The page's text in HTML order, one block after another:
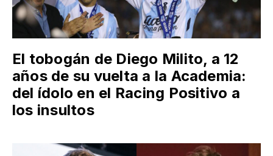
El tobogán de Diego Milito, a 12
años de su vuelta a la Academia:
del ídolo en el Racing Positivo a
los insultos